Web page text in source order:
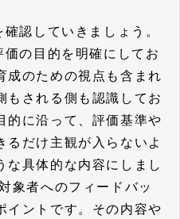
認していきましょう。
の目的を明確にしてお
成のための視点も含まれ
もされる側も認識してお
的に沿って、評価基準や
るだけ主観が入らないよ
な具体的な内容にしまし
象者へのフィードバッ
イントです。その内容や